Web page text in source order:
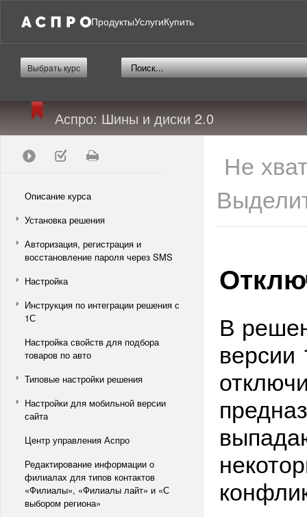
ПродуктыУслугиКупить
Выбрать курс
Аспро: Шины и диски 2.0
Описание курса
Установка решения
Авторизация, регистрация и
восстановление пароля через SMS
Настройка
Инструкция по интеграции решения с
1С
Настройка свойств для подбора
товаров по авто
Типовые настройки решения
Настройки для мобильной версии
сайта
Центр управления Аспро
Редактирование информации о
филиалах для типов контактов
«Филиалы», «Филиалы лайт» и «С
выбором региона»
Не
В
версии